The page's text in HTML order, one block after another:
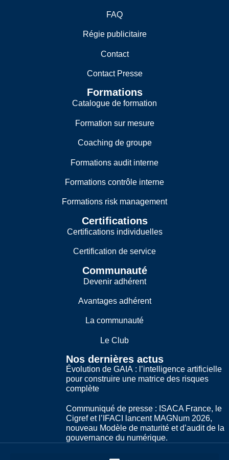
FAQ
Régie publicitaire
Contact
Contact Presse
Formations
Catalogue de formation
Formation sur mesure
Coaching de groupe
Formations audit interne
Formations contrôle interne
Formations risk management
Certifications
Certifications individuelles
Certification de service
Communauté
Devenir adhérent
Avantages adhérent
La communauté
Le Club
Nos dernières actus
Évolution de GAIA : l’intelligence artificielle
pour construire une matrice des risques
complète
Communiqué de presse : ISACA France, le
Cigref et l’IFACI lancent MAGNum 2026,
nouveau Modèle de maturité et d’audit de la
gouvernance du numérique.